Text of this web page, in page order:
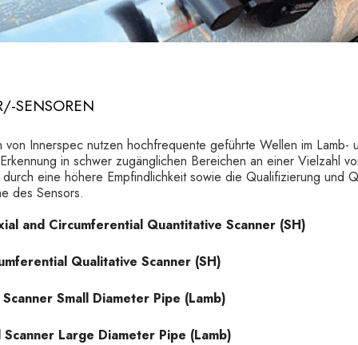
SENSOREN
von Innerspec nutzen hochfrequente geführte Wellen im Lamb-
in schwer zugänglichen Bereichen an einer Vielzahl
durch eine höhere Empfindlichkeit sowie die Qualifizierung und
des Sensors.
and Circumferential Quantitative Scanner (SH)
Qualitative Scanner (SH)
Small Diameter Pipe (Lamb)
Scanner Large Diameter Pipe (Lamb)